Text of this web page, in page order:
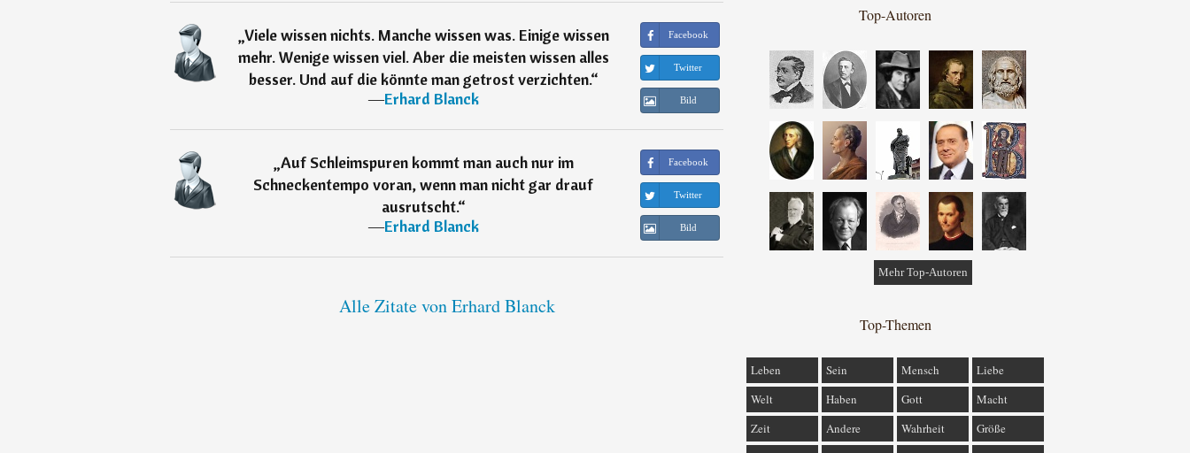
„Viele wissen nichts. Manche wissen was. Einige wissen
mehr. Wenige wissen viel. Aber die meisten wissen alles
besser. Und auf die könnte man getrost verzichten.“
―Erhard Blanck
Facebook
Twitter
Bild
„Auf Schleimspuren kommt man auch nur im
Schneckentempo voran, wenn man nicht gar drauf
ausrutscht.“
―Erhard Blanck
Facebook
Twitter
Bild
Alle Zitate von Erhard Blanck
Top-Autoren
Mehr Top-Autoren
Top-Themen
Leben Sein Mensch
Liebe
Welt
Haben Gott
Macht
Zeit
Andere Wahrheit
Größe